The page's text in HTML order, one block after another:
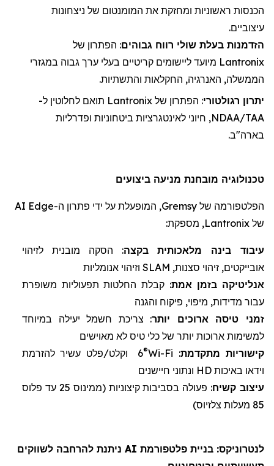
הכנסות ראשוניות ומחזקת את המומנטום של ניצחונות
עיצוביים.
הזדמנות בעלת שולי רווח גבוהים: הפתרון של
Lantronix מיועד ליישומים קריטיים בעלי ערך גבוה במגזרי
הממשלה, האנרגיה, החקלאות והתשתיות.
יתרון רגולטורי: הפתרון של Lantronix תואם לחלוטין ל-
NDAA/TAA, חיוני לאינטגרציות ביטחוניות ופדרליות
בארה"ב.
טכנולוגיה מובחנת מניעה ביצועים
הפלטפורמה של Gremsy, המופעלת על ידי פתרון ה-Edge
AI
של Lantronix, מספקת:
עיבוד בינה מלאכותיתבקצה: הסקה מובנית לזיהוי
אובייקטים, זיהוי סצנות, SLAM וזיהוי אנומליות
אנליטיקה בזמן אמת: קבלת החלטות תפעוליות משופרת
עבור מדידות, מיפוי, פיקוח והגנה
זמני טיסה ארוכים יותר: צריכת חשמל יעילה במיוחד
למשימות ארוכות יותר של כלי טיס לא מאוישים
קישוריות מתקדמת:
Wi-Fi
®
6
וקלט/פלט עשיר להזרמת
וידאו באיכות HD ונתוני חיישנים
עיצוב קשיח: פעולה בסביבות קיצוניות (
ממינוס 25 עד פלוס
85 מעלות צלזיוס)
לנטרוניקס
: בניית פלטפורמת AI ניתנת להרחבה לשווקים